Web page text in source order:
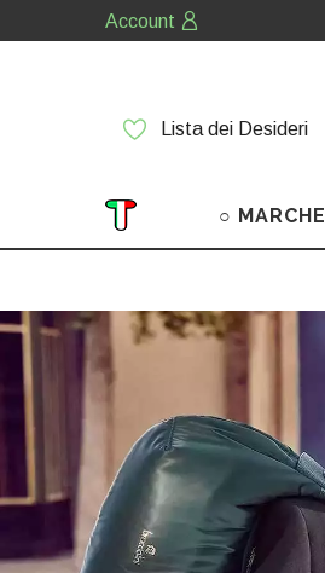
Account
Lista dei Desideri
○ MARCHE